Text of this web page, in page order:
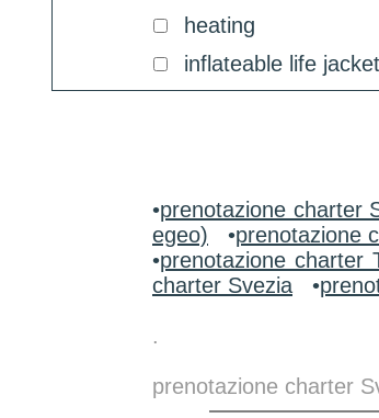
heating
inflateable life jacket
•prenotazione charter
egeo) •prenotazione
•prenotazione charter
charter Svezia •
.
prenotazione charter